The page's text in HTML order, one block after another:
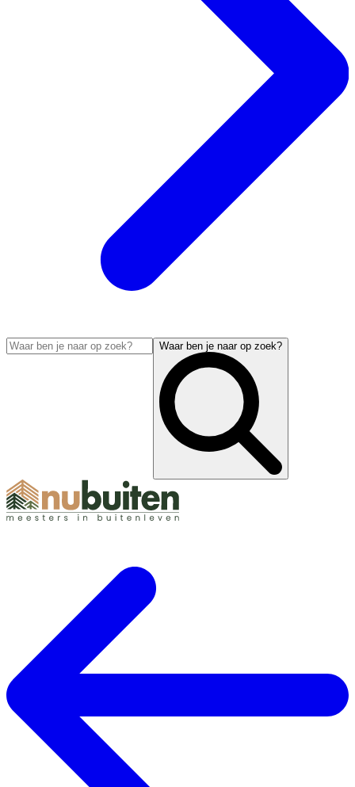
Waar ben je naar op zoek?